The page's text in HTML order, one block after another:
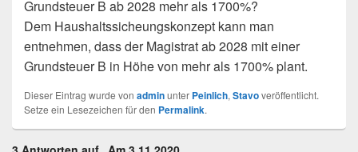
Grundsteuer B ab 2028 mehr als 1700%?
Dem Haushaltssicheungskonzept kann man
entnehmen, dass der Magistrat ab 2028 mit einer
Grundsteuer B in Höhe von mehr als 1700% plant.
Dieser Eintrag wurde von adminunter Peinlich, Stavoveröffentlicht.
Setze ein Lesezeichen für den Permalink.